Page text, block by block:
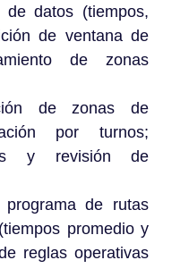
de datos (tiempos,
de ventana de
de zonas
de zonas de
por turnos;
y revisión de
de rutas
promedio y
reglas operativas